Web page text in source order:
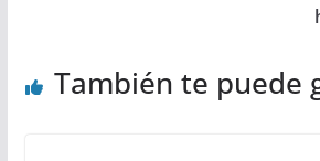
También te puede